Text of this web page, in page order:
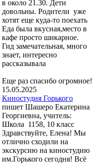
в около 21.30. Дети
довольны. Родители уже
хотят еще куда-то поехать
Еда была вкусная,место в
кафе просто шикарное.
Гид замечательная, много
знает, интересно
рассказывала
Еще раз спасибо огромное!
15.05.2025
Киностудия Горького
пишет Шашеро Екатерина
Георгиевна, учитель:
Школа 1158, 10 класс
Здравствуйте, Елена! Мы
отлично сходили на
экскурсию на киностудию
им.Горького сегодня! Всё